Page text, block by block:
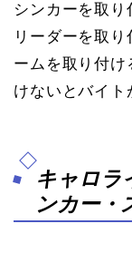
シンカーを取
リーダーを取
ームを取り付
けないとバイト
キャロラ
ンカー・